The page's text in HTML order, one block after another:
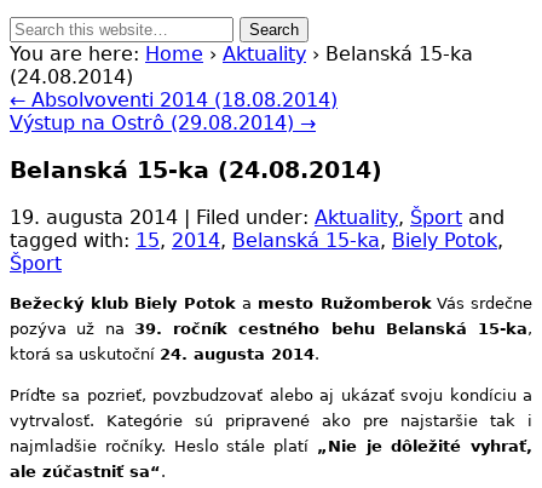
You are here: Home › Aktuality › Belanská 15-ka
(24.08.2014)
← Absolvoventi 2014 (18.08.2014)
Výstup na Ostrô (29.08.2014) →
Belanská 15-ka (24.08.2014)
19. augusta 2014 | Filed under: Aktuality, Šport and
tagged with: 15, 2014, Belanská 15-ka, Biely Potok,
Šport
Bežecký klub Biely Potoka mesto RužomberokVás srdečne
pozýva už na 39. ročník cestného behu Belanská 15-ka,
ktorá sa uskutoční 24. augusta 2014.
Príďte sa pozrieť, povzbudzovať alebo aj ukázať svoju kondíciu a
vytrvalosť. Kategórie sú pripravené ako pre najstaršie tak i
najmladšie ročníky. Heslo stále platí „Nie je dôležité vyhrať,
ale zúčastniť sa“.